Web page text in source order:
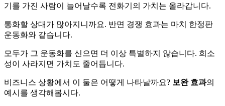
기를 가진 사람이 늘어날수록 전화기의 가치는 올라갑니다.
통화할 상대가 많아지니까요. 반면 경쟁 효과는 마치 한정판
운동화와 같습니다.
모두가 그 운동화를 신으면 더 이상 특별하지 않습니다. 희소
성이 사라지면 가치도 줄어듭니다.
비즈니스 상황에서 이 둘은 어떻게 나타날까요? 보완 효과의
예시를 생각해봅시다.